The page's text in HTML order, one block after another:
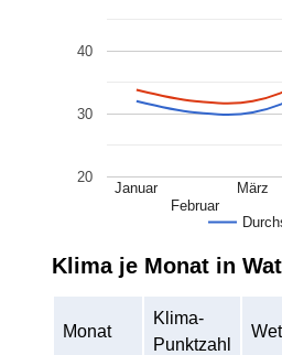
Januar
Februar
März
20
30
40
Klima je Monat in
Monat
Klima-
Punktzahl